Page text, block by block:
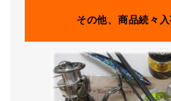
その他、商品続々